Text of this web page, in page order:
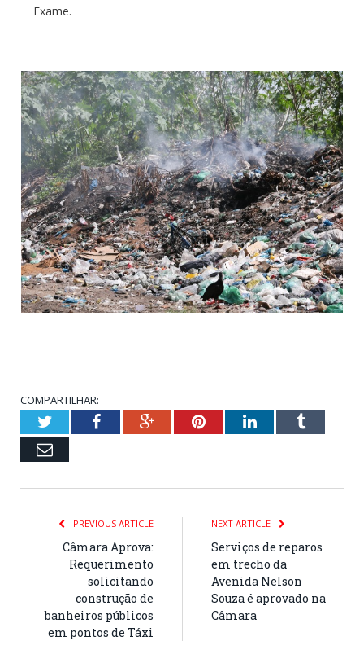
Exame.
COMPARTILHAR:
TwitterFacebookGoogle+PinterestLinkedInTumblr
Email
PREVIOUS ARTICLE
Câmara Aprova:
Requerimento
solicitando
construção de
banheiros públicos
em pontos de Táxi
NEXT ARTICLE
Serviços de reparos
em trecho da
Avenida Nelson
Souza é aprovado na
Câmara